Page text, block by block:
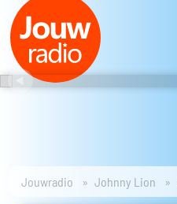
Jouwradio Johnny Lion